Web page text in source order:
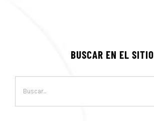
BUSCAR EN EL SITIO